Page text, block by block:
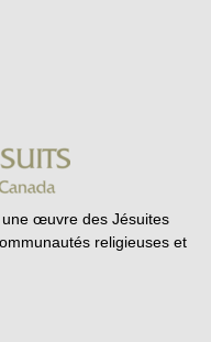
œuvre des Jésuites
religieuses et